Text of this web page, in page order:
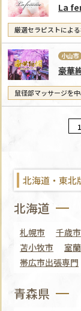
La
厳選セラピストによ
小山市
豪華
鼠径部マッサージを
1
北海道・東北
北海道
札幌市 千歳市
苫小牧市
室
帯広市出張専門
青森県